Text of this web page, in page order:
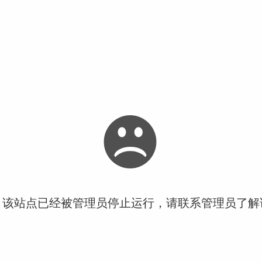
站点已经被管理员停止运行，请联系管理员了